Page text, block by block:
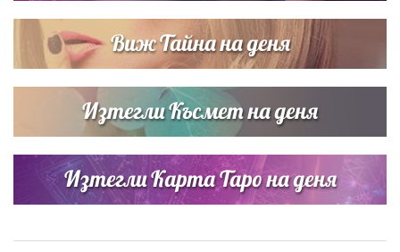
Виж Тайна на деня
Изтегли Късмет на деня
Изтегли Карта Таро на деня